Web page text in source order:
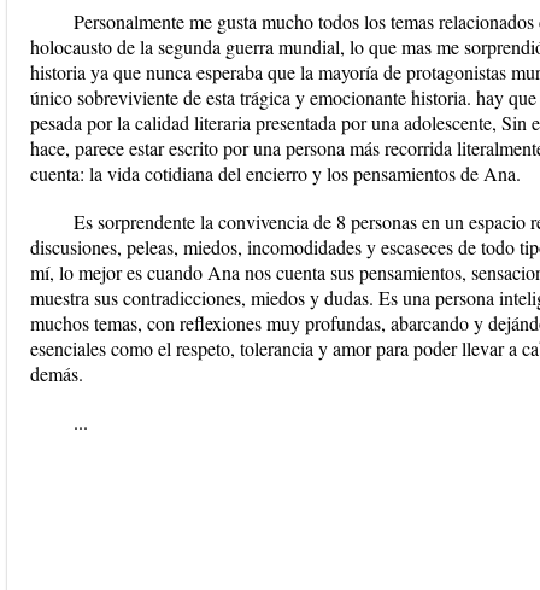
Personalmente me gusta mucho todos los temas
holocausto de la segunda guerra mundial, lo que mas me
historia ya que nunca esperaba que la mayoría de protagonistas
único sobreviviente de esta trágica y emocionante historia. hay
pesada por la calidad literaria presentada por una adolescente,
hace, parece estar escrito por una persona más recorrida
cuenta: la vida cotidiana del encierro y los pensamientos de Ana.
Es sorprendente la convivencia de 8 personas en un espacio
discusiones, peleas, miedos, incomodidades y escaseces de todo
mí, lo mejor es cuando Ana nos cuenta sus pensamientos,
muestra sus contradicciones, miedos y dudas. Es una persona
muchos temas, con reflexiones muy profundas, abarcando y
esenciales como el respeto, tolerancia y amor para poder llevar a
demás.
...